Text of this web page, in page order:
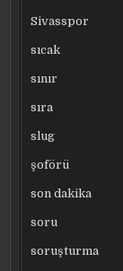
Sivasspor
sıcak
sınır
sıra
slug
şoförü
son dakika
soru
soruşturma